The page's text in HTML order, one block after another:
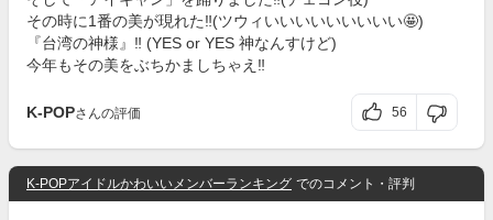
その時に1番の美が現れた‼️(ツウィいいいいいいいいい🤩)
『台湾の神様』‼️ (YES or YES 神なんすけど)
今年もその美をぶちかましちゃえ‼️
K-POPさんの評価 56
K-POPアイドルかわいいメンバーランキング でのコメント・評判